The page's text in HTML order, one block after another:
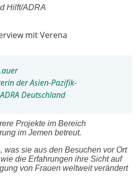
Hilft/ADRA
der Asien-Pazifik-
Deutschland
Projekte im Bereich
im Jemen betreut.
was sie aus den Besuchen vor Ort
die Erfahrungen ihre Sicht auf
von Frauen welt­weit ver­än­dert